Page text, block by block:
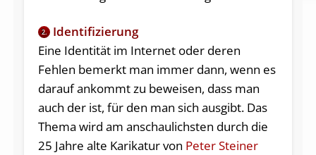
2.
Identifizierung
Eine Identität im Internet oder deren
Fehlen bemerkt man immer dann, wenn es
darauf ankommt zu beweisen, dass man
auch der ist, für den man sich ausgibt. Das
Thema wird am anschaulichsten durch die
25 Jahre alte Karikatur von Peter Steiner